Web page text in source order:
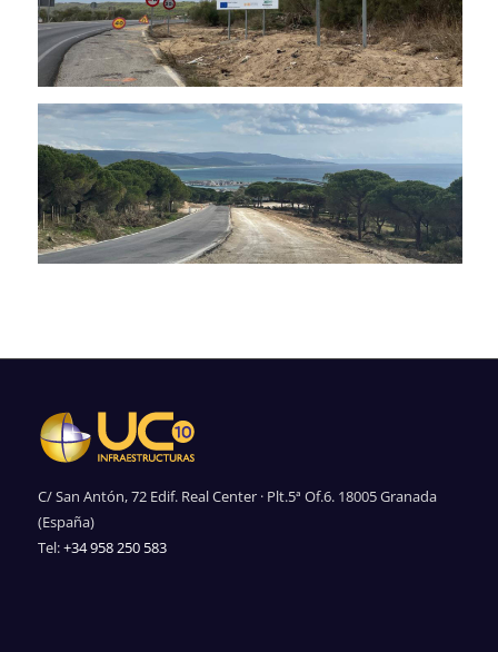
C/ San Antón, 72 Edif. Real Center · Plt.5ª Of.6. 18005 Granada
(España)
Tel:+34 958 250 583